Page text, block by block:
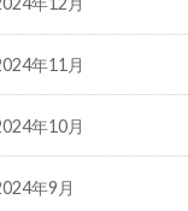
年11月
年10月
年9月